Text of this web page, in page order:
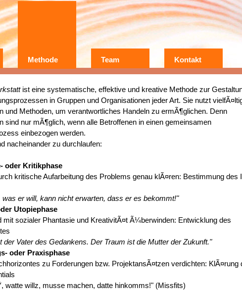
Methode
Erfahrungen
Team Kontakt
ist eine systematische, effektive und kreative Methode zur
in Gruppen und Organisationen jeder Art. Sie nutzt
und Methoden, um verantwortliches Handeln zu ermÃ¶glichen. Denn
sind nur mÃ¶glich, wenn alle Betroffenen in einen gemeinsamen
einbezogen werden.
nacheinander zu durchlaufen:
oder Kritikphase
kritische Aufarbeitung des Problems genau klÃ¤ren: Bestimmung des
was er will, kann nicht erwarten, dass er es bekommt!"
Utopiephase
mit sozialer Phantasie und KreativitÃ¤t Ã¼berwinden: Entwicklung des
der Vater des Gedankens. Der Traum ist die Mutter der Zukunft."
oder Praxisphase
zu Forderungen bzw. ProjektansÃ¤tzen verdichten: KlÃ¤rung
watte willz, musse machen, datte hinkomms!" (Missfits)